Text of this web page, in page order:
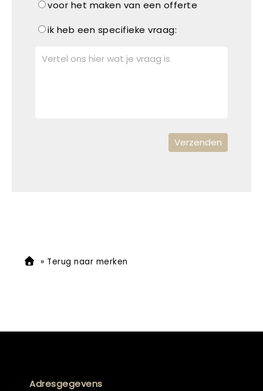
voor het maken van een offerte
ik heb een specifieke vraag:
» Terug naar merken
Adresgegevens